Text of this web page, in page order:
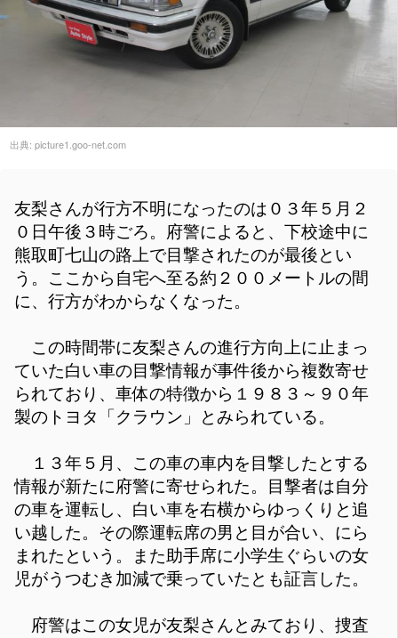
出典: picture1.goo-net.com
友梨さんが行方不明になったのは０３年５月２
０日午後３時ごろ。府警によると、下校途中に
熊取町七山の路上で目撃されたのが最後とい
う。ここから自宅へ至る約２００メートルの間
に、行方がわからなくなった。
この時間帯に友梨さんの進行方向上に止まっ
ていた白い車の目撃情報が事件後から複数寄せ
られており、車体の特徴から１９８３～９０年
製のトヨタ「クラウン」とみられている。
１３年５月、この車の車内を目撃したとする
情報が新たに府警に寄せられた。目撃者は自分
の車を運転し、白い車を右横からゆっくりと追
い越した。その際運転席の男と目が合い、にら
まれたという。また助手席に小学生ぐらいの女
児がうつむき加減で乗っていたとも証言した。
府警はこの女児が友梨さんとみており、捜査